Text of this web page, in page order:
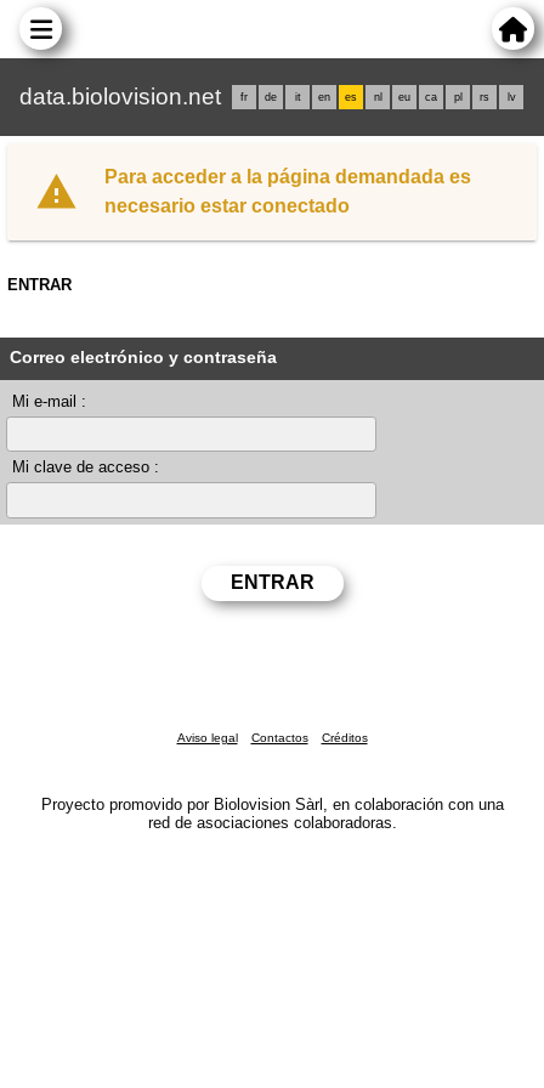
data.biolovision.net fr de it en es nl eu ca pl rs lv
Para acceder a la página demandada es
necesario estar conectado
ENTRAR
Correo electrónico y contraseña
Mi e-mail :
Mi clave de acceso :
Aviso legal Contactos Créditos
Proyecto promovido por Biolovision Sàrl, en colaboración con una
red de asociaciones colaboradoras.